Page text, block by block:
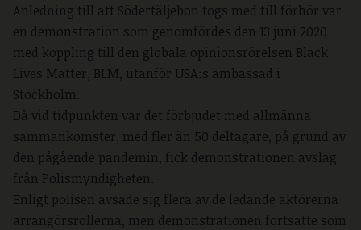
Anledning till att Södertäljebon togs med till förhör var
en demonstration som genomfördes den 13 juni 2020
med koppling till den globala opinionsrörelsen Black
Lives Matter, BLM, utanför USA:s ambassad i
Stockholm.
Då vid tidpunkten var det förbjudet med allmänna
sammankomster, med fler än 50 deltagare, på grund av
den pågående pandemin, fick demonstrationen avslag
från Polismyndigheten.
Enligt polisen avsade sig flera av de ledande aktörerna
arrangörsrollerna, men demonstrationen fortsatte som